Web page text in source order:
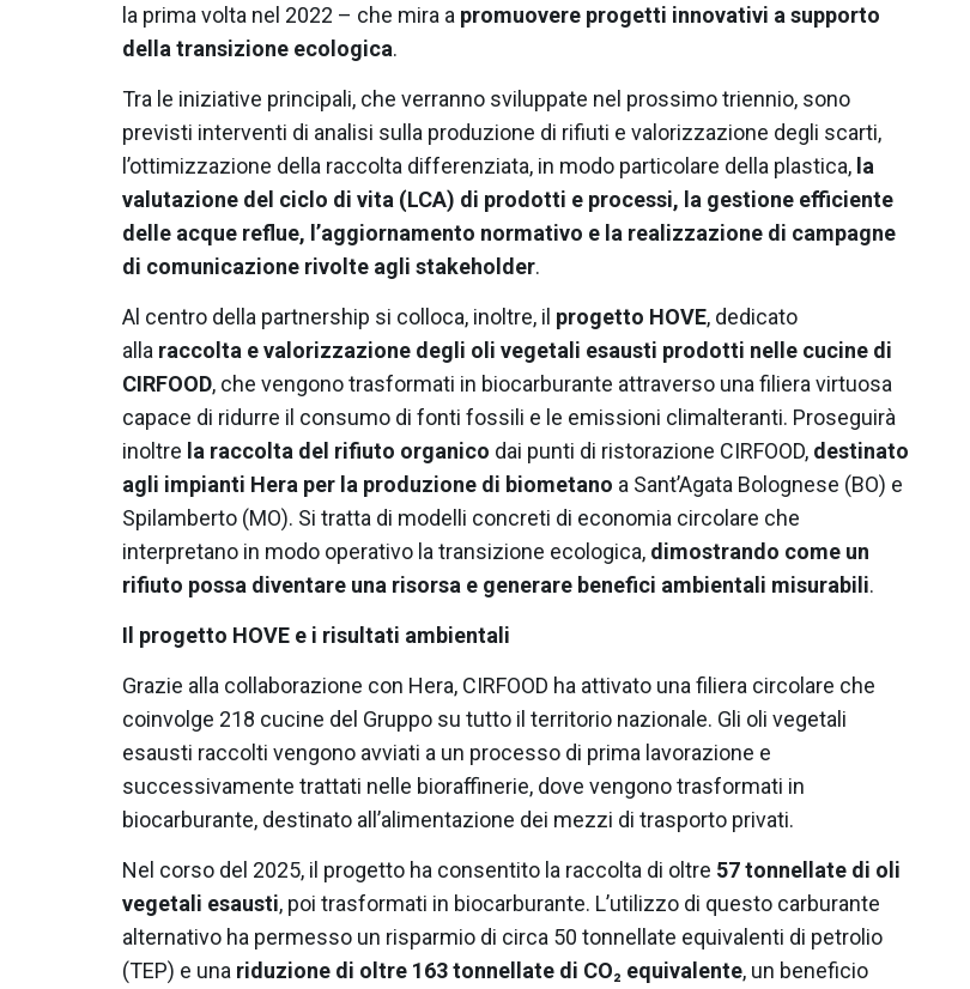
la prima volta nel 2022 – che mira a promuovere progetti innovativi a supporto
della transizione ecologica.
Tra le iniziative principali, che verranno sviluppate nel prossimo triennio, sono
previsti interventi di analisi sulla produzione di rifiuti e valorizzazione degli scarti,
l’ottimizzazione della raccolta differenziata, in modo particolare della plastica, la
valutazione del ciclo di vita (LCA) di prodotti e processi, la gestione efficiente
delle acque reflue, l’aggiornamento normativo e la realizzazione di campagne
di comunicazione rivolte agli stakeholder.
Al centro della partnership si colloca, inoltre, il progetto HOVE, dedicato
alla raccolta e valorizzazione degli oli vegetali esausti prodotti nelle cucine di
CIRFOOD, che vengono trasformati in biocarburante attraverso una filiera virtuosa
capace di ridurre il consumo di fonti fossili e le emissioni climalteranti. Proseguirà
inoltre la raccolta del rifiuto organico dai punti di ristorazione CIRFOOD, destinato
agli impianti Hera per la produzione di biometano a Sant’Agata Bolognese (BO) e
Spilamberto (MO). Si tratta di modelli concreti di economia circolare che
interpretano in modo operativo la transizione ecologica, dimostrando come un
rifiuto possa diventare una risorsa e generare benefici ambientali misurabili.
Il progetto HOVE e i risultati ambientali
Grazie alla collaborazione con Hera, CIRFOOD ha attivato una filiera circolare che
coinvolge 218 cucine del Gruppo su tutto il territorio nazionale. Gli oli vegetali
esausti raccolti vengono avviati a un processo di prima lavorazione e
successivamente trattati nelle bioraffinerie, dove vengono trasformati in
biocarburante, destinato all’alimentazione dei mezzi di trasporto privati.
Nel corso del 2025, il progetto ha consentito la raccolta di oltre 57 tonnellate di oli
vegetali esausti, poi trasformati in biocarburante. L’utilizzo di questo carburante
alternativo ha permesso un risparmio di circa 50 tonnellate equivalenti di petrolio
(TEP) e una riduzione di oltre 163 tonnellate di CO₂ equivalente, un beneficio